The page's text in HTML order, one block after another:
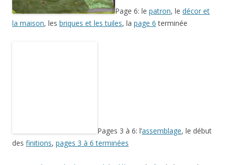
Page 6: le patron, le décor et
la maison, les briques et les tuiles, la page 6 terminée
Pages 3 à 6: l’assemblage, le début
des finitions, pages 3 à 6 terminées